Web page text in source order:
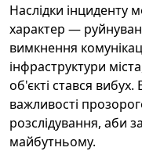
Наслідки інциденту
характер —
вимкнення
інфраструктури
об'єкті стався
важливості
розслідування, аби
майбутньому.